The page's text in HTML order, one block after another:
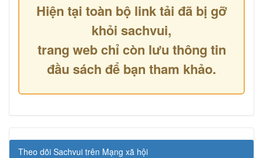
Hiện tại toàn bộ link tải đã bị gỡ
khỏi sachvui,
trang web chỉ còn lưu thông tin
đầu sách để bạn tham khảo.
Theo dõi Sachvui trên Mạng xã hội